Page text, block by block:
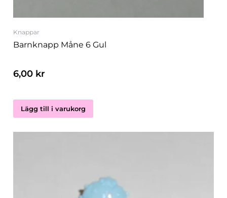
Knappar
Barnknapp Måne 6 Gul
6,00 kr
Lägg till i varukorg